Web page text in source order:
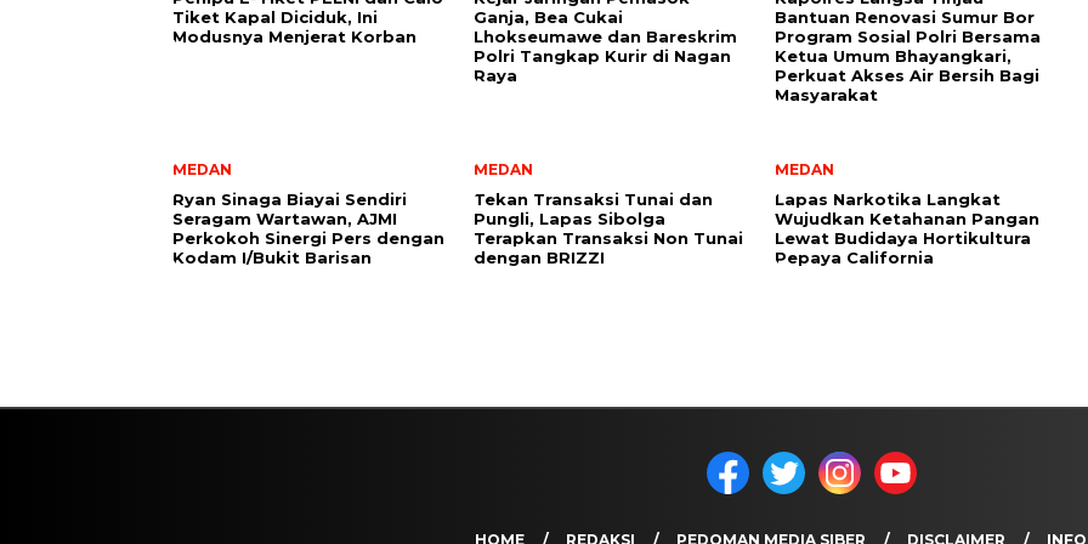
Tiket Kapal Diciduk, Ini
Modusnya Menjerat Korban
Ganja, Bea Cukai
Lhokseumawe dan Bareskrim
Polri Tangkap Kurir di Nagan
Raya
Bantuan Renovasi Sumur Bor
Program Sosial Polri Bersama
Ketua Umum Bhayangkari,
Perkuat Akses Air Bersih Bagi
Masyarakat
MEDAN
Ryan Sinaga Biayai Sendiri
Seragam Wartawan, AJMI
Perkokoh Sinergi Pers dengan
Kodam I/Bukit Barisan
MEDAN
Tekan Transaksi Tunai dan
Pungli, Lapas Sibolga
Terapkan Transaksi Non Tunai
dengan BRIZZI
MEDAN
Lapas Narkotika Langkat
Wujudkan Ketahanan Pangan
Lewat Budidaya Hortikultura
Pepaya California
HOME REDAKSI PEDOMAN MEDIA SIBER DISCLAIMER